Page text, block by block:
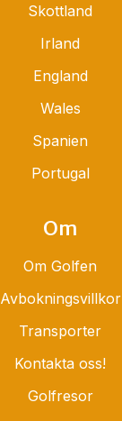
Skottland
Irland
England
Wales
Spanien
Portugal
Om
Om Golfen
Avbokningsvillkor
Transporter
Kontakta oss!
Golfresor